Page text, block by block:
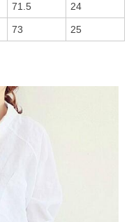
71.5 24
73 25